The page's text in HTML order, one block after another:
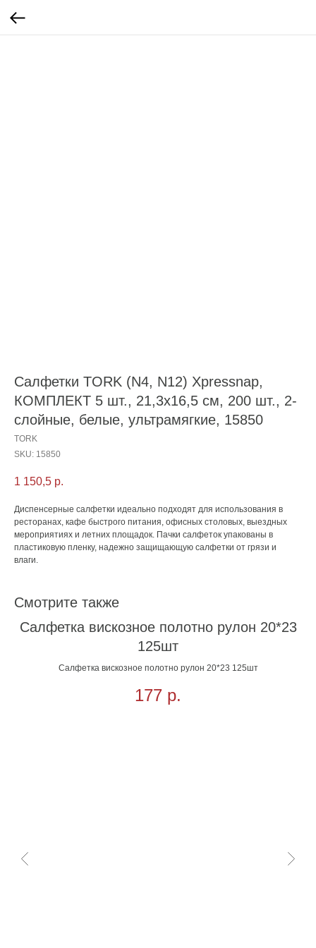
Салфетки TORK (N4, N12) Xpressnap,
КОМПЛЕКТ 5 шт., 21,3х16,5 см, 200 шт., 2-
слойные, белые, ультрамягкие, 15850
TORK
SKU: 15850
1 150,5 р.
Диспенсерные салфетки идеально подходят для использования в
ресторанах, кафе быстрого питания, офисных столовых, выездных
мероприятиях и летних площадок. Пачки салфеток упакованы в
пластиковую пленку, надежно защищающую салфетки от грязи и
влаги.
Смотрите также
Салфетка вискозное полотно рулон 20*23
125шт
Салфетка вискозное полотно рулон 20*23 125шт
177 р.